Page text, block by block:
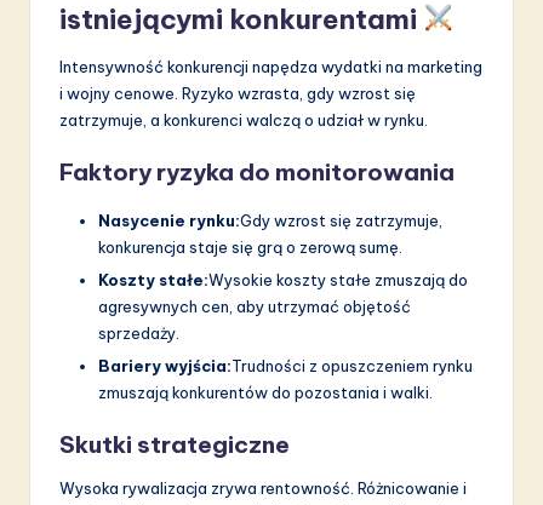
istniejącymi konkurentami
Intensywność konkurencji napędza wydatki na marketing
i wojny cenowe. Ryzyko wzrasta, gdy wzrost się
zatrzymuje, a konkurenci walczą o udział w rynku.
Faktory ryzyka do monitorowania
Nasycenie rynku:Gdy wzrost się zatrzymuje,
konkurencja staje się grą o zerową sumę.
Koszty stałe:Wysokie koszty stałe zmuszają do
agresywnych cen, aby utrzymać objętość
sprzedaży.
Bariery wyjścia:Trudności z opuszczeniem rynku
zmuszają konkurentów do pozostania i walki.
Skutki strategiczne
Wysoka rywalizacja zrywa rentowność. Różnicowanie i